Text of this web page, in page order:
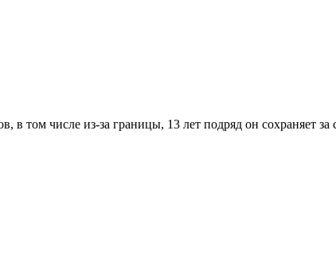
том числе из-за границы, 13 лет подряд он сохраняет